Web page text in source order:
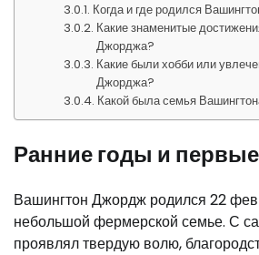
Когда и где родился
Какие знаменитые
Джорджа?
Какие были хобби или
Джорджа?
Какой была семья
Ранние годы и
Вашингтон Джордж родился 22
небольшой фермерской семье. С
проявлял твердую волю,